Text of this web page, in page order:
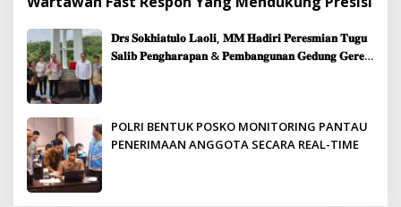
𝐃𝐫𝐬 𝐒𝐨𝐤𝐡𝐢𝐚𝐭𝐮𝐥𝐨 𝐋𝐚𝐨𝐥𝐢, 𝐌𝐌 𝐇𝐚𝐝𝐢𝐫𝐢 𝐏𝐞𝐫𝐞𝐬𝐦𝐢𝐚𝐧 𝐓𝐮𝐠𝐮
𝐒𝐚𝐥𝐢𝐛 𝐏𝐞𝐧𝐠𝐡𝐚𝐫𝐚𝐩𝐚𝐧 & 𝐏𝐞𝐦𝐛𝐚𝐧𝐠𝐮𝐧𝐚𝐧 𝐆𝐞𝐝𝐮𝐧𝐠 𝐆𝐞𝐫𝐞𝐣𝐚
POLRI BENTUK POSKO MONITORING PANTAU
PENERIMAAN ANGGOTA SECARA REAL-TIME